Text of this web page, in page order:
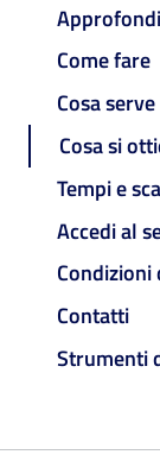
Come fare
Cosa serve
Cosa si
Tempi e
Accedi al
Condizioni
Contatti
Strumenti